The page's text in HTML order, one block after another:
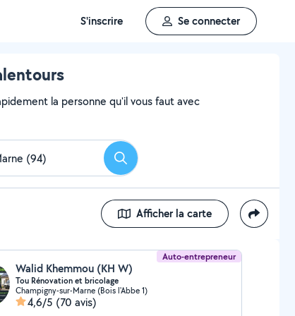
S'inscrire Se connecter
la personne qu'il vous faut avec
Rechercher
Afficher la carte
Auto-entrepreneur
Walid Khemmou (KH W)
Tou Rénovation et bricolage
Champigny-sur-Marne (Bois l'Abbe 1)
4,6/5 (70 avis)